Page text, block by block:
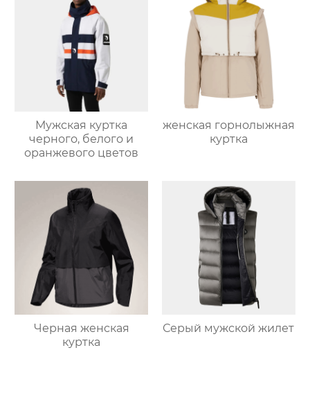
Мужская куртка
черного, белого и
оранжевого цветов
женская горнолыжная
куртка
Черная женская
куртка
Серый мужской жилет